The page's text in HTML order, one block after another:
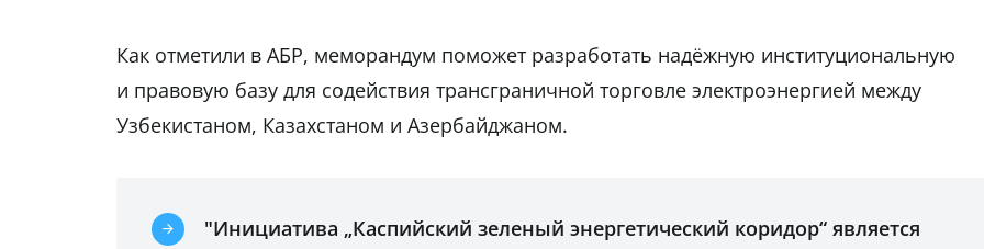
Как отметили в АБР, меморандум поможет разработать надёжную институциональную
и правовую базу для содействия трансграничной торговле электроэнергией между
Узбекистаном, Казахстаном и Азербайджаном.
"Инициатива „Каспийский зеленый энергетический коридор“ является